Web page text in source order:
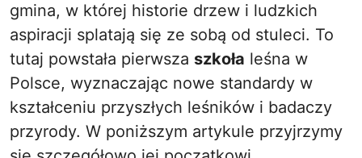
gmina, w której historie drzew i ludzkich
aspiracji splatają się ze sobą od stuleci. To
tutaj powstała pierwsza szkoła leśna w
Polsce, wyznaczając nowe standardy w
kształceniu przyszłych leśników i badaczy
przyrody. W poniższym artykule przyjrzymy